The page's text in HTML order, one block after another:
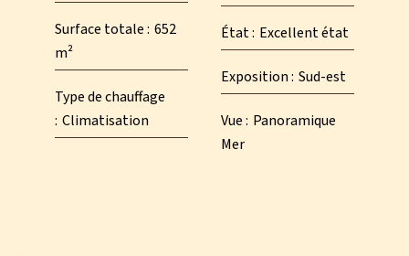
Surface totale 652
m²
Type de chauffage
Climatisation
État Excellent état
Exposition Sud-est
Vue Panoramique
Mer